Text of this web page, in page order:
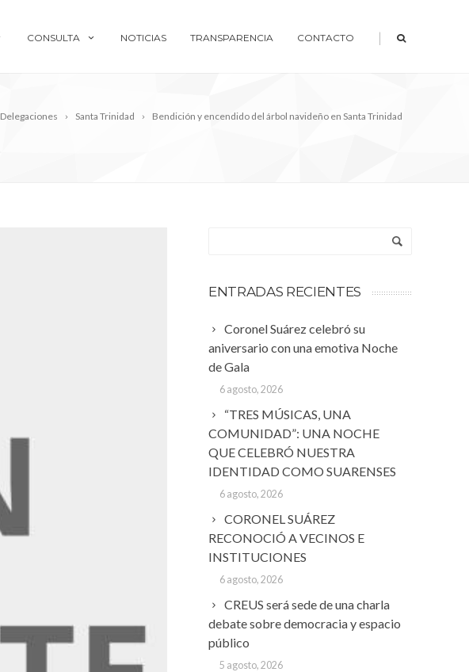
CONSULTA NOTICIAS TRANSPARENCIA CONTACTO |
Delegaciones Santa Trinidad Bendición y encendido del árbol navideño en Santa Trinidad
ENTRADAS RECIENTES
Coronel Suárez celebró su
aniversario con una emotiva Noche
de Gala
6 agosto, 2026
“TRES MÚSICAS, UNA
COMUNIDAD”: UNA NOCHE
QUE CELEBRÓ NUESTRA
IDENTIDAD COMO SUARENSES
6 agosto, 2026
CORONEL SUÁREZ
RECONOCIÓ A VECINOS E
INSTITUCIONES
6 agosto, 2026
CREUS será sede de una charla
debate sobre democracia y espacio
público
5 agosto, 2026